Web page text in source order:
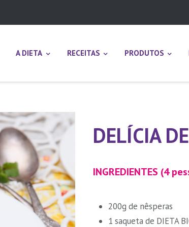
A DIETA RECEITAS PRODUTOS
DELÍCIA
INGREDIENTES (4
200g de nêsperas
1 saqueta de DIETA